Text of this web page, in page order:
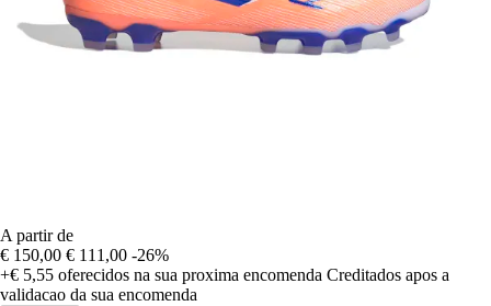
A partir de
€ 150,00 € 111,00 -26%
+€ 5,55 oferecidos na sua proxima encomenda Creditados apos a
validacao da sua encomenda